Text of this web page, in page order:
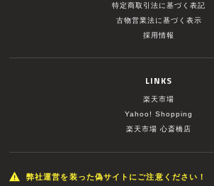
特定商取引法に基づく表記
古物営業法に基づく表示
採用情報
LINKS
楽天市場
Yahoo! Shopping
楽天市場 心斎橋店
弊社運営を装った偽サイトにご注意ください！